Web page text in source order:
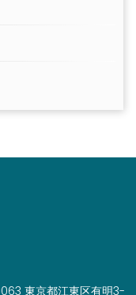
東京都江東区有明3-